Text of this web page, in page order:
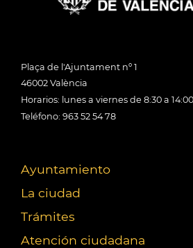
Plaça de l'Ajuntament nº 1
46002 València
Horarios: lunes a viernes de 8:30 a
Teléfono: 963 52 54 78
Ayuntamiento
La ciudad
Trámites
Atención ciudadana